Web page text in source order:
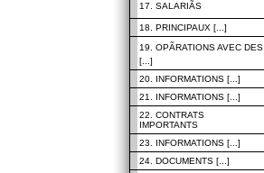
17. SALARIÃS
18. PRINCIPAUX [...]
19. OPÃRATIONS AVEC DES
[...]
20. INFORMATIONS [...]
21. INFORMATIONS [...]
22. CONTRATS
IMPORTANTS
23. INFORMATIONS [...]
24. DOCUMENTS [...]